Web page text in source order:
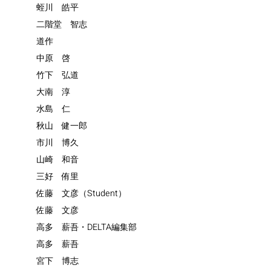
蛭川 皓平
二階堂 智志
道作
中原 啓
竹下 弘道
大南 淳
水島 仁
秋山 健一郎
市川 博久
山崎 和音
三好 侑里
佐藤 文彦（Student）
佐藤 文彦
高多 薪吾・DELTA編集部
高多 薪吾
宮下 博志